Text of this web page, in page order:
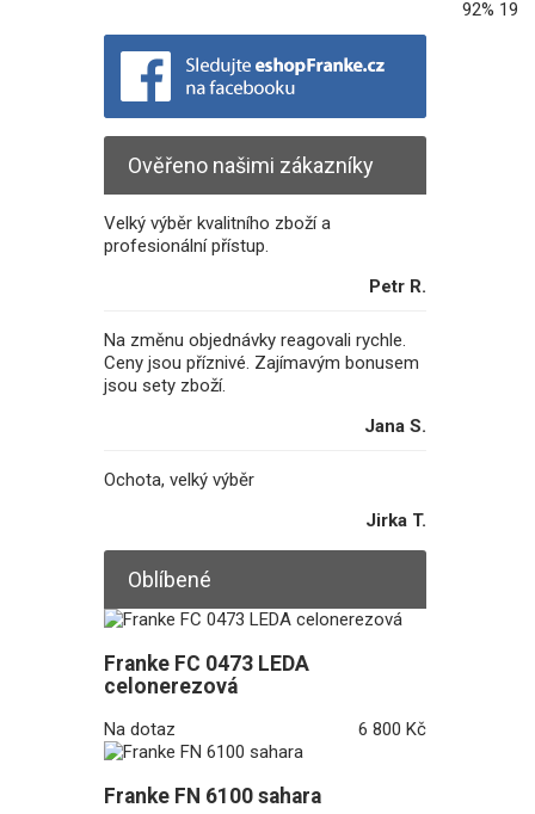
92% 19
Ověřeno našimi zákazníky
Velký výběr kvalitního zboží a
profesionální přístup.
Petr R.
Na změnu objednávky reagovali rychle.
Ceny jsou příznivé. Zajímavým bonusem
jsou sety zboží.
Jana S.
Ochota, velký výběr
Jirka T.
Oblíbené
Franke FC 0473 LEDA
celonerezová
Na dotaz 6 800 Kč
Franke FN 6100 sahara